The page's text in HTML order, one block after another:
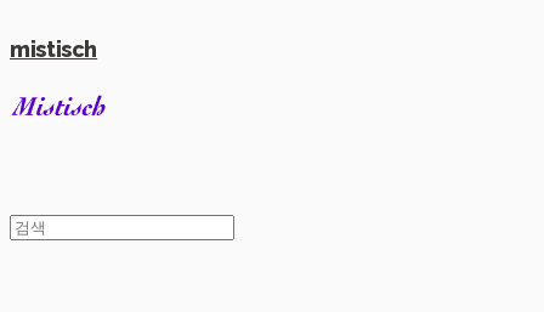
mistisch